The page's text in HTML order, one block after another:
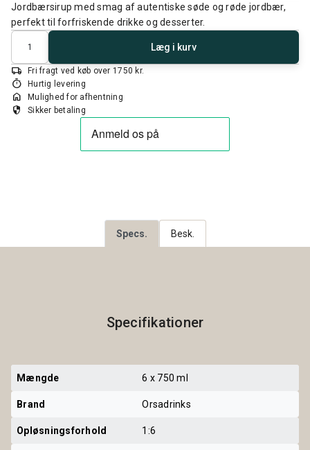
Jordbærsirup med smag af autentiske søde og røde jordbær,
perfekt til forfriskende drikke og desserter.
Antal
Læg i kurv
local_shipping Fri fragt ved køb over 1750 kr.
timer Hurtig levering
home Mulighed for afhentning
security Sikker betaling
Specs. Besk.
Specifikationer
Mængde 6 x 750 ml
Brand Orsadrinks
Opløsningsforhold 1:6